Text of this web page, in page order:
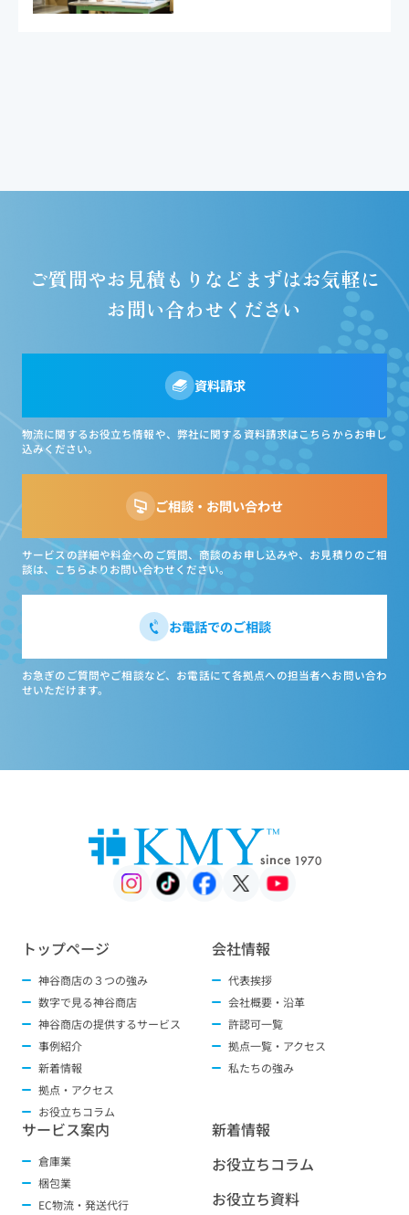
ご質問やお見積もりなど まずはお気軽に
お問い合わせください
資料請求
物流に関するお役立ち情報や、弊社に関する資料請求はこちらからお申し
込みください。
ご相談・お問い合わせ
サービスの詳細や料金へのご質問、商談のお申し込みや、お見積りのご相
談は、こちらよりお問い合わせください。
お電話でのご相談
お急ぎのご質問やご相談など、お電話にて各拠点への担当者へお問い合わ
せいただけます。
トップページ
神谷商店の３つの強み
数字で見る神谷商店
神谷商店の提供するサービス
事例紹介
新着情報
拠点・アクセス
お役立ちコラム
会社情報
代表挨拶
会社概要・沿革
許認可一覧
拠点一覧・アクセス
私たちの強み
サービス案内
倉庫業
梱包業
EC物流・発送代行
新着情報
お役立ちコラム
お役立ち資料